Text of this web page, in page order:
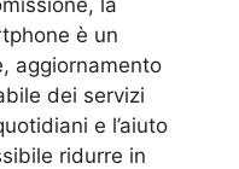
è un
aggiornamento
dei servizi
e l’aiuto
ridurre in